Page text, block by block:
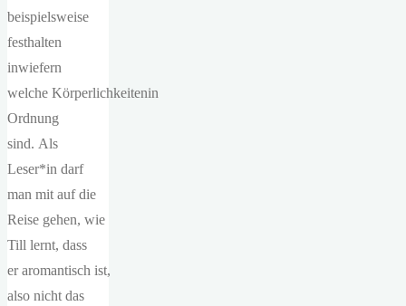
beispielsweise
festhalten
inwiefern
welche Körperlichkeitenin
Ordnung
sind. Als
Leser*in darf
man mit auf die
Reise gehen, wie
Till lernt, dass
er aromantisch ist,
also nicht das